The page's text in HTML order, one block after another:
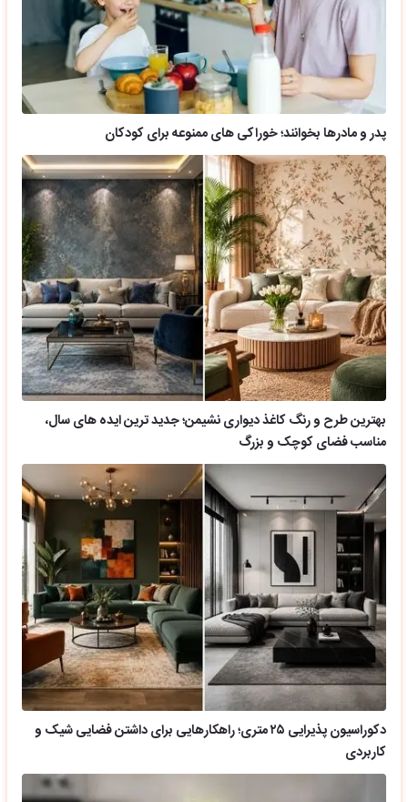
پدر و مادرها بخوانند؛ خوراکی های ممنوعه برای کودکان
بهترین طرح و رنگ کاغذ دیواری نشیمن؛ جدید ترین ایده های سال،
مناسب فضای کوچک و بزرگ
دکوراسیون پذیرایی ۲۵ متری؛ راهکارهایی برای داشتن فضایی شیک و
کاربردی